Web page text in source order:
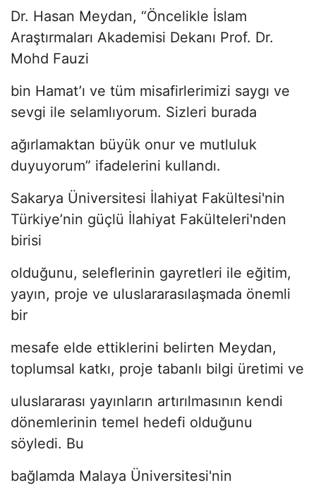
Dr. Hasan Meydan, “Öncelikle İslam
Araştırmaları Akademisi Dekanı Prof. Dr.
Mohd Fauzi
bin Hamat’ı ve tüm misafirlerimizi saygı ve
sevgi ile selamlıyorum. Sizleri burada
ağırlamaktan büyük onur ve mutluluk
duyuyorum” ifadelerini kullandı.
Sakarya Üniversitesi İlahiyat Fakültesi'nin
Türkiye’nin güçlü İlahiyat Fakülteleri'nden
birisi
olduğunu, seleflerinin gayretleri ile eğitim,
yayın, proje ve uluslararasılaşmada önemli
bir
mesafe elde ettiklerini belirten Meydan,
toplumsal katkı, proje tabanlı bilgi üretimi ve
uluslararası yayınların artırılmasının kendi
dönemlerinin temel hedefi olduğunu
söyledi. Bu
bağlamda Malaya Üniversitesi'nin